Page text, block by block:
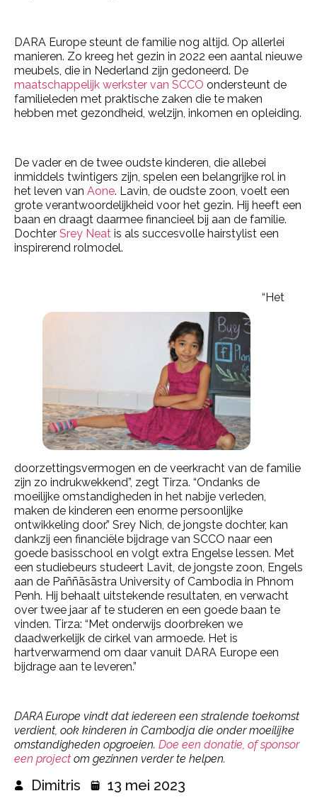
DARA Europe steunt de familie nog altijd. Op allerlei
manieren. Zo kreeg het gezin in 2022 een aantal nieuwe
meubels, die in Nederland zijn gedoneerd. De
maatschappelijk werkster van SCCO ondersteunt de
familieleden met praktische zaken die te maken
hebben met gezondheid, welzijn, inkomen en opleiding.
De vader en de twee oudste kinderen, die allebei
inmiddels twintigers zijn, spelen een belangrijke rol in
het leven van Aone. Lavin, de oudste zoon, voelt een
grote verantwoordelijkheid voor het gezin. Hij heeft een
baan en draagt daarmee financieel bij aan de familie.
Dochter Srey Neat is als succesvolle hairstylist een
inspirerend rolmodel.
“Het
doorzettingsvermogen en de veerkracht van de familie
zijn zo indrukwekkend”, zegt Tirza. “Ondanks de
moeilijke omstandigheden in het nabije verleden,
maken de kinderen een enorme persoonlijke
ontwikkeling door.” Srey Nich, de jongste dochter, kan
dankzij een financiële bijdrage van SCCO naar een
goede basisschool en volgt extra Engelse lessen. Met
een studiebeurs studeert Lavit, de jongste zoon, Engels
aan de Paññāsāstra University of Cambodia in Phnom
Penh. Hij behaalt uitstekende resultaten, en verwacht
over twee jaar af te studeren en een goede baan te
vinden. Tirza: “Met onderwijs doorbreken we
daadwerkelijk de cirkel van armoede. Het is
hartverwarmend om daar vanuit DARA Europe een
bijdrage aan te leveren.”
DARA Europe vindt dat iedereen een stralende toekomst
verdient, ook kinderen in Cambodja die onder moeilijke
omstandigheden opgroeien. Doe een donatie, of sponsor
een project om gezinnen verder te helpen.
Dimitris 13 mei 2023